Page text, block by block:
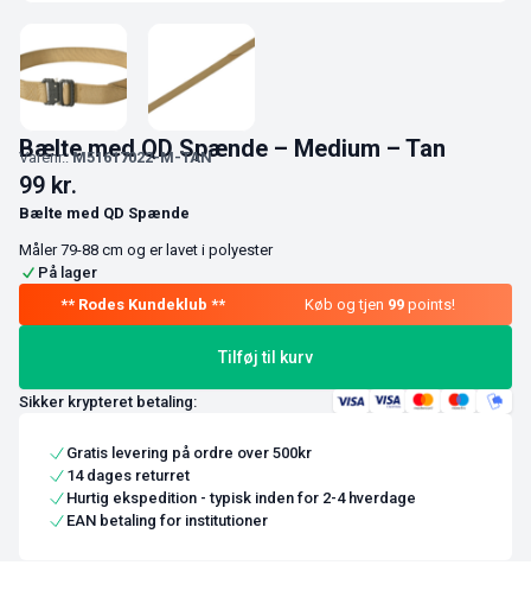
Bælte med QD Spænde – Medium – Tan
Varenr.:M51617022-M-TAN
99 kr.
Bælte med QD Spænde
Måler 79-88 cm og er lavet i polyester
På lager
Køb og tjen 99points!
Tilføj til kurv
Sikker krypteret betaling:
Gratis levering på ordre over 500kr
14 dages returret
Hurtig ekspedition - typisk inden for 2-4 hverdage
EAN betaling for institutioner